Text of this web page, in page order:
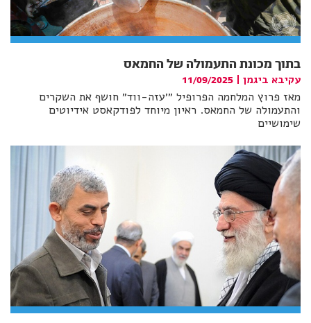
בתוך מכונת התעמולה של החמאס
עקיבא ביגמן
11/09/2025
מאז פרוץ המלחמה הפרופיל ״׳עזה-ווד״ חושף את השקרים
והתעמולה של החמאס. ראיון מיוחד לפודקאסט אידיוטים
שימושיים